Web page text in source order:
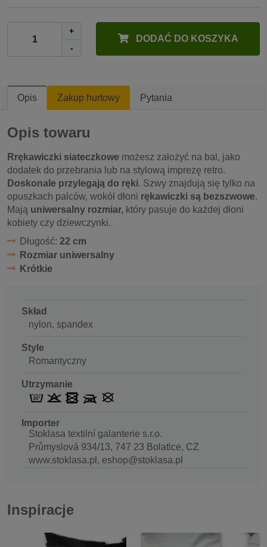
+
-
DODAĆ DO KOSZYKA
Opis Zakup hurtowy Pytania
Opis towaru
Rrękawiczki siateczkowe możesz założyć na bal, jako
dodatek do przebrania lub na stylową imprezę retro.
Doskonale przylegają do ręki. Szwy znajdują się tylko na
opuszkach palców, wokół dłoni rękawiczki są bezszwowe.
Mają uniwersalny rozmiar, który pasuje do każdej dłoni
kobiety czy dziewczynki.
Długość: 22 cm
Rozmiar uniwersalny
Krótkie
Skład
nylon, spandex
Style
Romantyczny
Utrzymanie
Importer
Stoklasa textilní galanterie s.r.o.
Průmyslová 934/13, 747 23 Bolatice, CZ
www.stoklasa.pl, eshop@stoklasa.pl
Inspiracje